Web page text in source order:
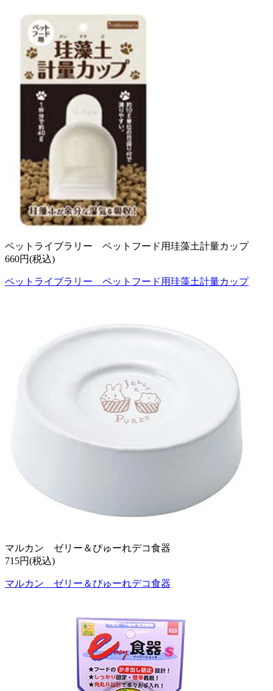
ペットライブラリー ペットフード用珪藻土計量カップ
660円(税込)
ペットライブラリー ペットフード用珪藻土計量カップ
マルカン ゼリー＆ぴゅーれデコ食器
715円(税込)
マルカン ゼリー＆ぴゅーれデコ食器